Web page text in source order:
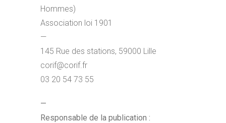
Hommes)
Association loi 1901
—
145 Rue des stations, 59000 Lille
corif@corif.fr
03 20 54 73 55
—
Responsable de la publication :